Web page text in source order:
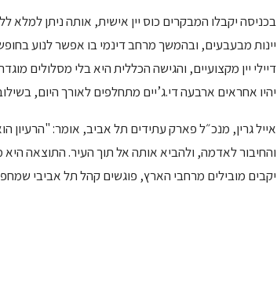
בכניסה יקבלו המבקרים כוס יין אישית, אותה ניתן
יינות מבעבעים, ובהמשך מרחב דינמי בו אפשר לנוע
דיילי יין מקצועיים, והגישה הכללית היא בלי מסלולים
יהיו אחראים ארבעה די.ג’יים מתחלפים לאורך היום, בשילוב
אייל גרין, מנכ״ל פארק עתידים תל אביב, אומר:
והחיבור לאדמה, ולהביא אותה אל תוך העיר. התוצאה היא
יקבים מובילים מרחבי הארץ, פוגשים קהל תל אביבי